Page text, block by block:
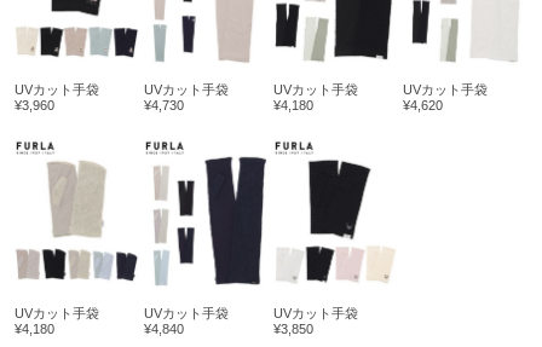
UVカット手袋
¥3,960
UVカット手袋
¥4,730
UVカット手袋
¥4,180
UVカット手袋
¥4,620
UVカット手袋
¥4,180
UVカット手袋
¥4,840
UVカット手袋
¥3,850